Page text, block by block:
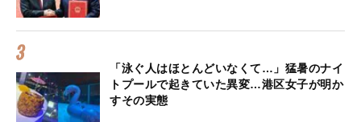
「泳ぐ人はほとんどいなくて…」猛暑のナイ
トプールで起きていた異変…港区女子が明か
すその実態